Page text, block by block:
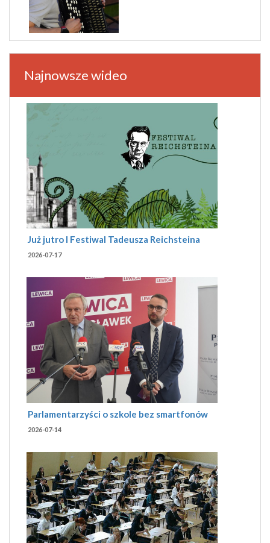
Najnowsze wideo
Już jutro I Festiwal Tadeusza Reichsteina
2026-07-17
Parlamentarzyści o szkole bez smartfonów
2026-07-14